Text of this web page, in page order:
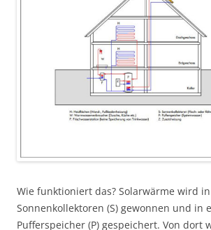
Wie funktioniert das? Solarwärme wird in
Sonnenkollektoren (S) gewonnen und in
Pufferspeicher (P) gespeichert. Von dort